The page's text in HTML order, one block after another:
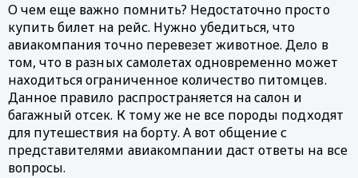
О чем еще важно помнить? Недостаточно просто
купить билет на рейс. Нужно убедиться, что
авиакомпания точно перевезет животное. Дело в
том, что в разных самолетах одновременно может
находиться ограниченное количество питомцев.
Данное правило распространяется на салон и
багажный отсек. К тому же не все породы подходят
для путешествия на борту. А вот общение с
представителями авиакомпании даст ответы на все
вопросы.